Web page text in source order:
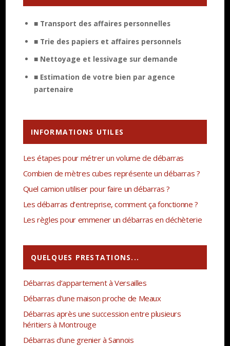
■ Transport des affaires personnelles
■ Trie des papiers et affaires personnels
■ Nettoyage et lessivage sur demande
■ Estimation de votre bien par agence
partenaire
INFORMATIONS UTILES
Les étapes pour métrer un volume de débarras
Combien de mètres cubes représente un débarras ?
Quel camion utiliser pour faire un débarras ?
Les débarras d’entreprise, comment ça fonctionne ?
Les règles pour emmener un débarras en déchèterie
QUELQUES PRESTATIONS...
Débarras d’appartement à Versailles
Débarras d’une maison proche de Meaux
Débarras après une succession entre plusieurs
héritiers à Montrouge
Débarras d’une grenier à Sannois